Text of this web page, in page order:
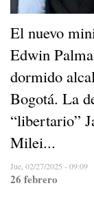
El nuevo
Edwin
dormido
Bogotá. La
“libertario”
Milei...
Jue, 02/27/2025 - 09:09
26 febrero